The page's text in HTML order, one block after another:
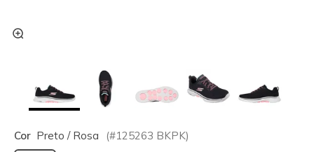
Cor Preto / Rosa (#125263 BKPK)